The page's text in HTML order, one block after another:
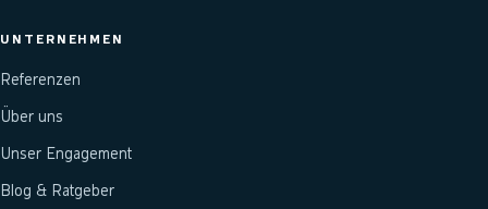
UNTERNEHMEN
Referenzen
Über uns
Unser Engagement
Blog & Ratgeber